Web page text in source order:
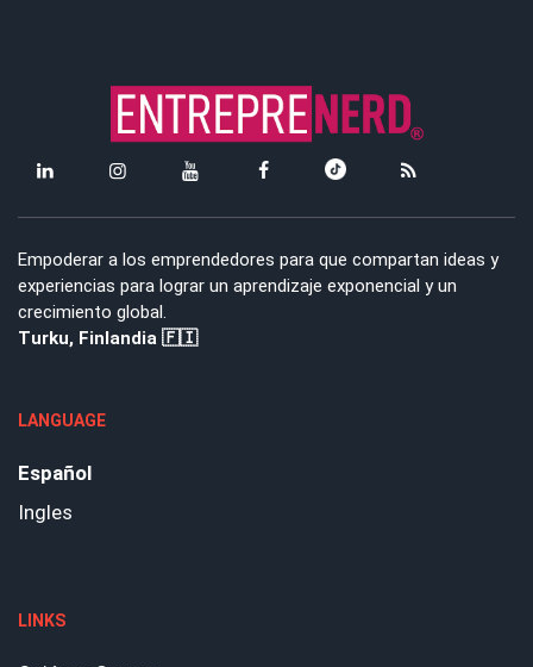
Empoderar a los emprendedores para que compartan ideas y
experiencias para lograr un aprendizaje exponencial y un
crecimiento global.
Turku, Finlandia 🇫🇮
LANGUAGE
Español
Ingles
LINKS